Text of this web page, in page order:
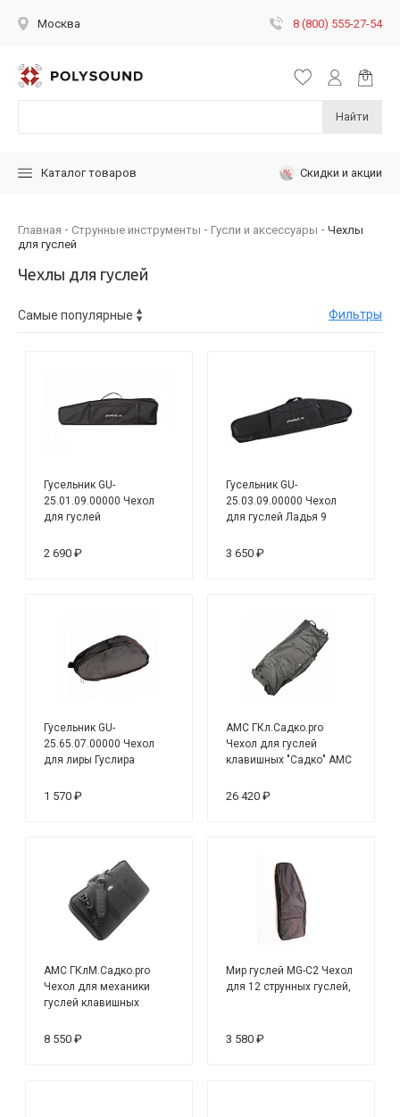
Москва 8 (800) 555-27-54
Найти
Каталог товаров Скидки и акции
Главная Струнные инструменты Гусли и аксессуары
Чехлы
для гуслей
Чехлы для гуслей
Фильтры
Гусельник GU-
25.01.09.00000 Чехол
для гуслей
мягкий, чёрный
2 690 ₽
Гусельник GU-
25.03.09.00000 Чехол
для гуслей Ладья 9
3 650 ₽
Гусельник GU-
25.65.07.00000 Чехол
для лиры Гуслира
1 570 ₽
AMC ГКл.Садко.pro
Чехол для гуслей
клавишных "Садко" АМС
26 420 ₽
AMC ГКлМ.Садко.pro
Чехол для механики
гуслей клавишных
8 550 ₽
Мир гуслей MG-C2 Чехол
для 12 струнных гуслей,
3 580 ₽